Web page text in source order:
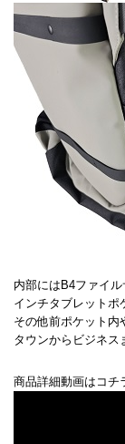
内部にはB4ファイ
インチタブレットポ
その他前ポケット内
タウンからビジネス
商品詳細動画はコチ